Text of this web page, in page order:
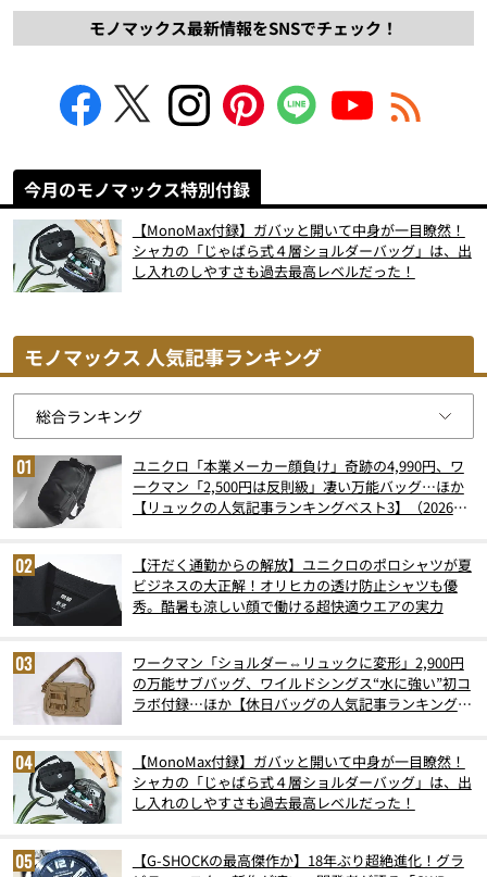
モノマックス最新情報をSNSでチェック！
今月のモノマックス特別付録
【MonoMax付録】ガバッと開いて中身が一目瞭然！
シャカの「じゃばら式４層ショルダーバッグ」は、出
し入れのしやすさも過去最高レベルだった！
モノマックス 人気記事ランキング
ユニクロ「本業メーカー顔負け」奇跡の4,990円、ワ
ークマン「2,500円は反則級」凄い万能バッグ…ほか
【リュックの人気記事ランキングベスト3】（2026年
【汗だく通勤からの解放】ユニクロのポロシャツが夏
ビジネスの大正解！オリヒカの透け防止シャツも優
秀。酷暑も涼しい顔で働ける超快適ウエアの実力
ワークマン「ショルダー⇔リュックに変形」2,900円
の万能サブバッグ、ワイルドシングス“水に強い”初コ
ラボ付録…ほか【休日バッグの人気記事ランキングベ
【MonoMax付録】ガバッと開いて中身が一目瞭然！
シャカの「じゃばら式４層ショルダーバッグ」は、出
し入れのしやすさも過去最高レベルだった！
【G-SHOCKの最高傑作か】18年ぶり超絶進化！グラ